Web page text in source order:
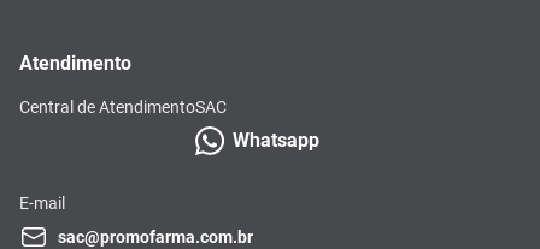
Atendimento
Central de AtendimentoSAC
Whatsapp
E-mail
sac@promofarma.com.br